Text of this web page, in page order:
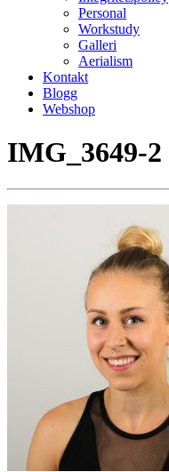
Personal
Workstudy
Galleri
Aerialism
Kontakt
Blogg
Webshop
IMG_3649-2